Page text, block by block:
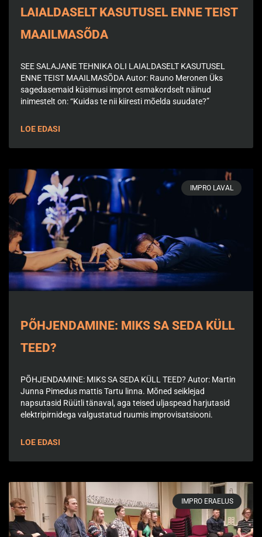
LAIALDASELT KASUTUSEL ENNE TEIST
MAAILMASÕDA
SEE SALAJANE TEHNIKA OLI LAIALDASELT KASUTUSEL
ENNE TEIST MAAILMASÕDA Autor: Rauno Meronen Üks
sagedasemaid küsimusi improt esmakordselt näinud
inimestelt on: “Kuidas te nii kiiresti mõelda suudate?”
LOE EDASI
IMPRO LAVAL
PÕHJENDAMINE: MIKS SA SEDA KÜLL
TEED?
PÕHJENDAMINE: MIKS SA SEDA KÜLL TEED? Autor: Martin
Junna Pimedus mattis Tartu linna. Mõned seiklejad
napsutasid Rüütli tänaval, aga teised uljaspead harjutasid
elektripirnidega valgustatud ruumis improvisatsiooni.
LOE EDASI
IMPRO ERAELUS